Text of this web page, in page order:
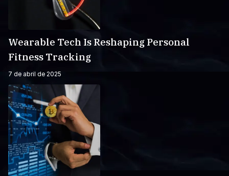
Wearable Tech Is Reshaping Personal
Fitness Tracking
7 de abril de 2025